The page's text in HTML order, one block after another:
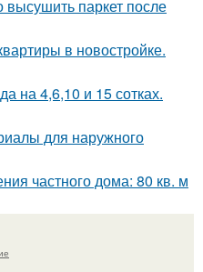
паркет после
в новостройке.
на 4,6,10 и 15 сотках.
для наружного
частного дома: 80 кв. м